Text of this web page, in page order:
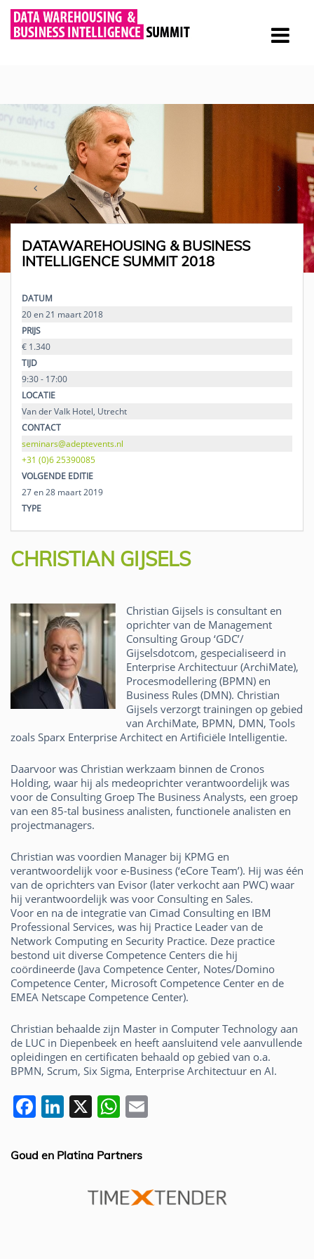
DATAWAREHOUSING & BUSINESS
INTELLIGENCE SUMMIT 2018
DATUM
20 en 21 maart 2018
PRIJS
€ 1.340
TIJD
9:30 - 17:00
LOCATIE
Van der Valk Hotel, Utrecht
CONTACT
seminars@adeptevents.nl
+31 (0)6 25390085
VOLGENDE EDITIE
27 en 28 maart 2019
TYPE
CHRISTIAN GIJSELS
Christian Gijsels is consultant en
oprichter van de Management
Consulting Group ‘GDC’/
Gijselsdotcom, gespecialiseerd in
Enterprise Architectuur (ArchiMate),
Procesmodellering (BPMN) en
Business Rules (DMN). Christian
Gijsels verzorgt trainingen op gebied
van ArchiMate, BPMN, DMN, Tools
zoals Sparx Enterprise Architect en Artificiële Intelligentie.
Daarvoor was Christian werkzaam binnen de Cronos
Holding, waar hij als medeoprichter verantwoordelijk was
voor de Consulting Groep The Business Analysts, een groep
van een 85-tal business analisten, functionele analisten en
projectmanagers.
Christian was voordien Manager bij KPMG en
verantwoordelijk voor e-Business (‘eCore Team’). Hij was één
van de oprichters van Evisor (later verkocht aan PWC) waar
hij verantwoordelijk was voor Consulting en Sales.
Voor en na de integratie van Cimad Consulting en IBM
Professional Services, was hij Practice Leader van de
Network Computing en Security Practice. Deze practice
bestond uit diverse Competence Centers die hij
coördineerde (Java Competence Center, Notes/Domino
Competence Center, Microsoft Competence Center en de
EMEA Netscape Competence Center).
Christian behaalde zijn Master in Computer Technology aan
de LUC in Diepenbeek en heeft aansluitend vele aanvullende
opleidingen en certificaten behaald op gebied van o.a.
BPMN, Scrum, Six Sigma, Enterprise Architectuur en AI.
F
c
Li
k
X W
at
A
Goud en Platina Partners